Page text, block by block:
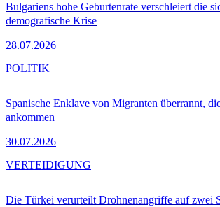
Bulgariens hohe Geburtenrate verschleiert die
demografische Krise
28.07.2026
Spanische Enklave von Migranten überrannt,
ankommen
30.07.2026
POLITIK
Die Türkei verurteilt Drohnenangriffe auf zwei
VERTEIDIGUNG